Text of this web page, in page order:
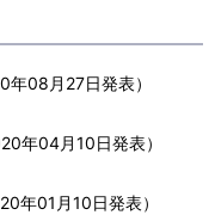
年08月27日発表）
年04月10日発表）
年01月10日発表）